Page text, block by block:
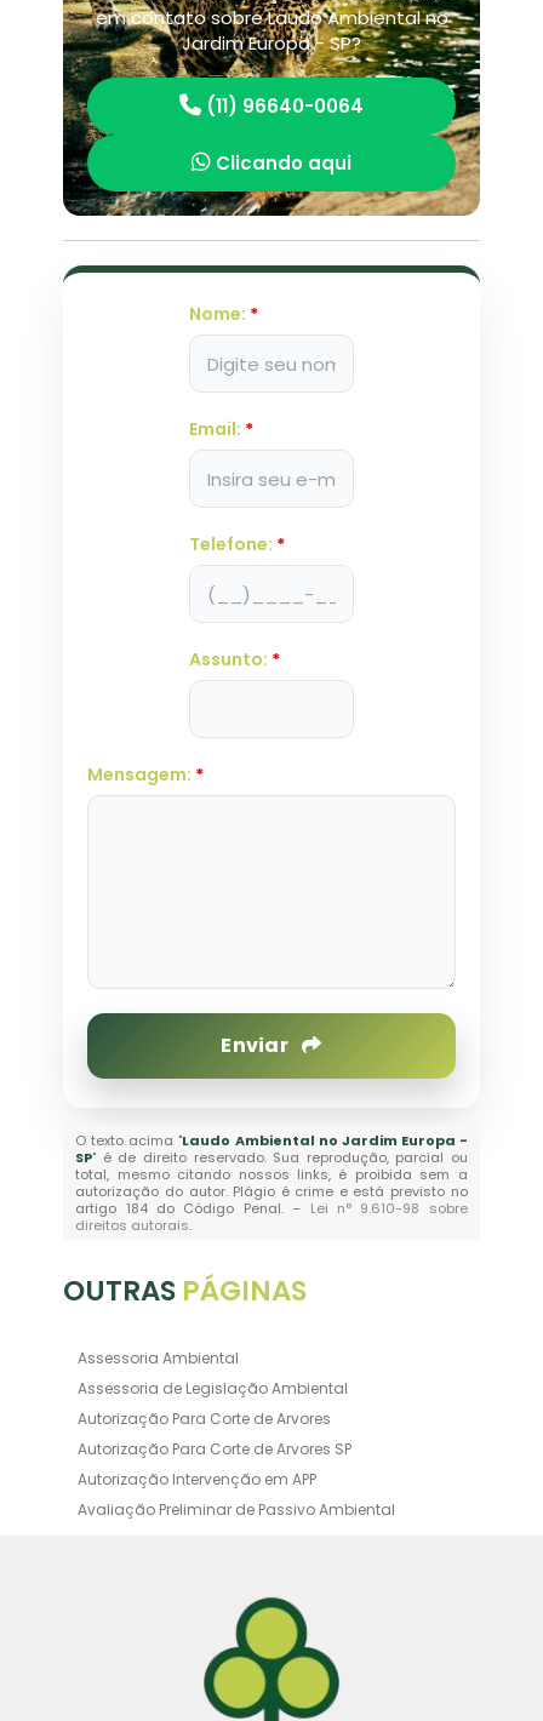
em contato sobre Laudo Ambiental no
Jardim Europa - SP?
(11) 96640-0064
Clicando aqui
Nome: *
Email: *
Telefone: *
Assunto: *
Mensagem: *
Enviar
O texto acima "Laudo Ambiental no Jardim Europa -
SP" é de direito reservado. Sua reprodução, parcial ou
total, mesmo citando nossos links, é proibida sem a
autorização do autor. Plágio é crime e está previsto no
artigo 184 do Código Penal. – Lei n° 9.610-98 sobre
direitos autorais.
OUTRAS PÁGINAS
Assessoria Ambiental
Assessoria de Legislação Ambiental
Autorização Para Corte de Arvores
Autorização Para Corte de Arvores SP
Autorização Intervenção em APP
Avaliação Preliminar de Passivo Ambiental
Certificado de Movimentação de Resíduos de
Certificado de Movimentação de Resíduos de
Interesse Ambiental Cadri
Consultoria Ambiental Orçamento